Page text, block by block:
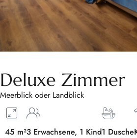
Deluxe Zimmer
Meerblick oder Landblick
45 m²3 Erwachsene, 1 Kind1 Dusche